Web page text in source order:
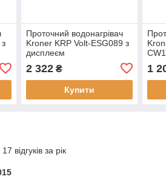
Проточний водонагрівач
Kroner KRP Volt-ESG089 з
дисплеєм
2 322₴
Купити
1
відгуків за рік